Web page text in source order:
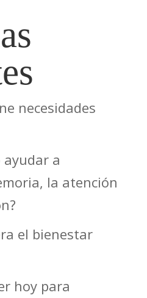
necesidades
ayudar a
la atención
el bienestar
hoy para